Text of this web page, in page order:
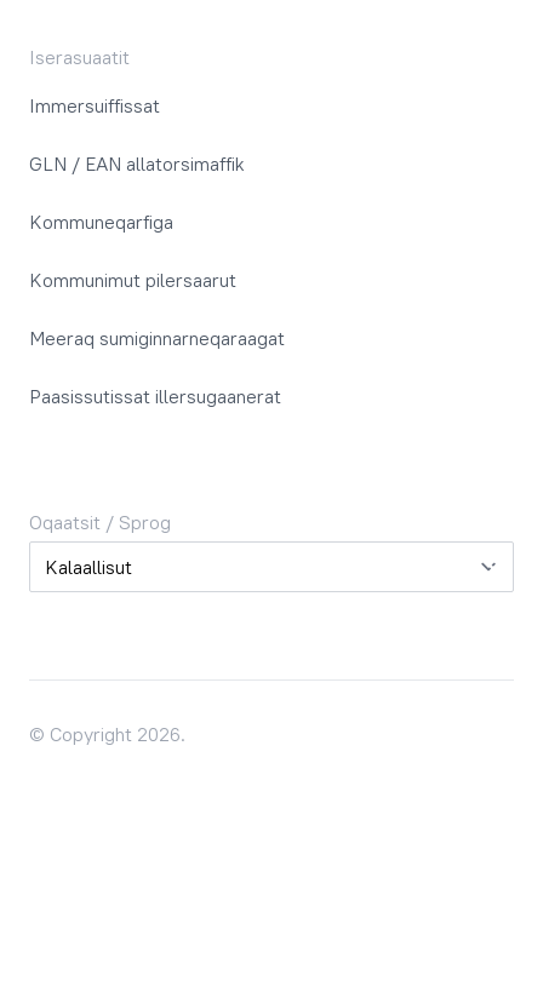
Iserasuaatit
Immersuiffissat
GLN / EAN allatorsimaffik
Kommuneqarfiga
Kommunimut pilersaarut
Meeraq sumiginnarneqaraagat
Paasissutissat illersugaanerat
Oqaatsit / Sprog
Oqaatsit / Sprog
© Copyright 2026.